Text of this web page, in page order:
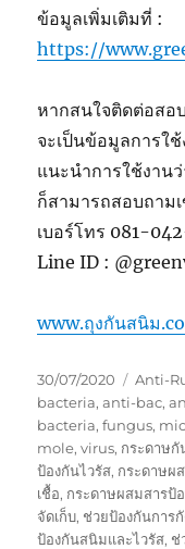
ข้อมูลเพิ่มเติมที่ :
https://
หากสนใจติดต่อสอ
จะเป็นข้อมูลการใ
แนะนำการใช้งาน
ก็สามารถสอบถาม
เบอร์โทร 081-
Line ID :
www.ถุงกันสนิม
Posted
on
30/07/2020 Anti-
bacteria,anti-bac,
bacteria,fungus,
mole,virus, กระดาษ
ป้องกันไวรัส, กระดาษผ
เชื้อ, กระดาษผสมสารป้
จัดเก็บ, ช่วยป้องกันการ
ป้องกันสนิมและไวรัส, ช่